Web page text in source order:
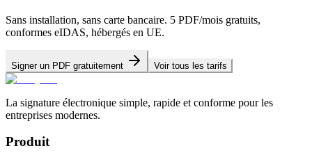
Sans installation, sans carte bancaire. 5 PDF/mois gratuits,
conformes eIDAS, hébergés en UE.
Signer un PDF gratuitement Voir tous les tarifs
La signature électronique simple, rapide et conforme pour les
entreprises modernes.
Produit